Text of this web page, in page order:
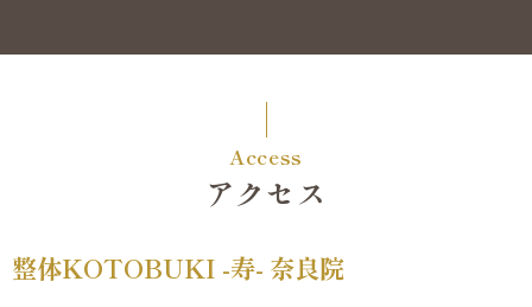
Access
アクセス
整体KOTOBUKI -寿- 奈良院